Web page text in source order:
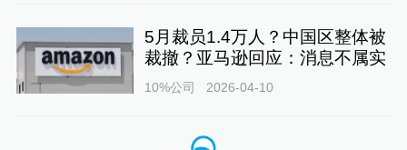
5月裁员1.4万人？中国区整体被
裁撤？亚马逊回应：消息不属实
10%公司 2026-04-10